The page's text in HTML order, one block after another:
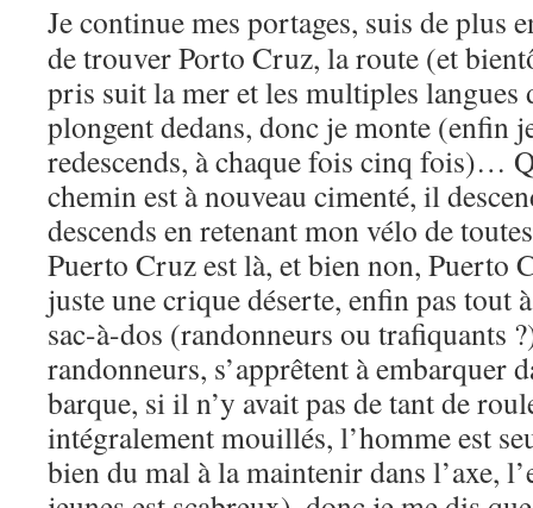
Je continue mes portages, suis de plus
de trouver Porto Cruz, la route (et
pris suit la mer et les multiples langues
plongent dedans, donc je monte (enfin
redescends, à chaque fois cinq fois)…
chemin est à nouveau cimenté, il
descends en retenant mon vélo de
Puerto Cruz est là, et bien non, Puerto
juste une crique déserte, enfin pas tout
sac-à-dos (randonneurs ou trafiquants
randonneurs, s’apprêtent à embarquer
barque, si il n’y avait pas de tant de
intégralement mouillés, l’homme est
bien du mal à la maintenir dans l’axe,